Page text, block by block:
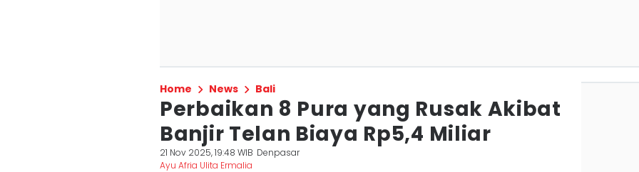
Home News Bali
Perbaikan 8 Pura yang Rusak Akibat
Banjir Telan Biaya Rp5,4 Miliar
21 Nov 2025, 19:48 WIB Denpasar
Ayu Afria Ulita Ermalia